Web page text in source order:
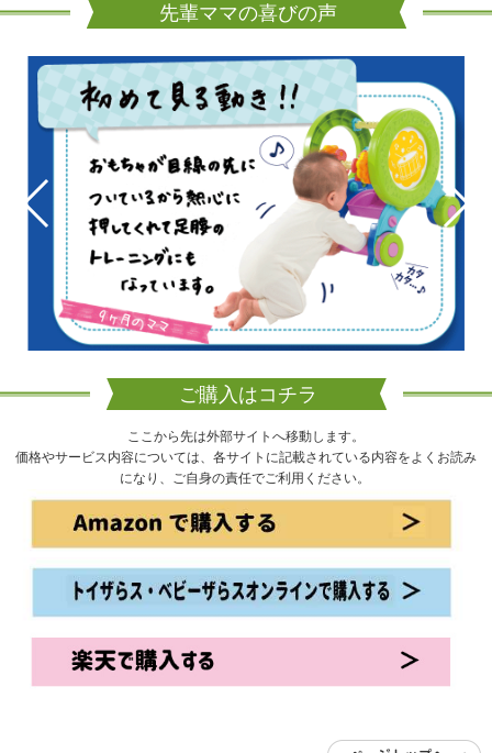
先輩ママの喜びの声
ご購入はコチラ
ここから先は外部サイトへ移動します。
価格やサービス内容については、各サイトに記載されている内容をよくお読み
になり、ご自身の責任でご利用ください。